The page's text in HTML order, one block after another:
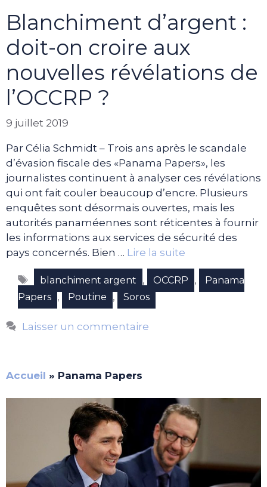
Blanchiment d’argent :
doit-on croire aux
nouvelles révélations de
l’OCCRP ?
9 juillet 2019
Par Célia Schmidt – Trois ans après le scandale
d’évasion fiscale des «Panama Papers», les
journalistes continuent à analyser ces révélations
qui ont fait couler beaucoup d’encre. Plusieurs
enquêtes sont désormais ouvertes, mais les
autorités panaméennes sont réticentes à fournir
les informations aux services de sécurité des
pays concernés. Bien … Lire la suite
Étiquettes
blanchiment argent , OCCRP ,
Panama
Papers , Poutine , Soros
Laisser un commentaire
Accueil » Panama Papers